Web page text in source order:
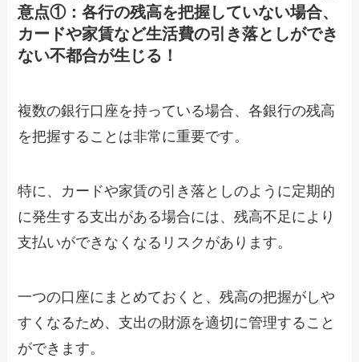
意点①：各行の残高を把握していない場合、
カードや家賃など生活費の引き落としができ
ない不都合が生じる！
複数の銀行口座を持っている場合、各銀行の残高
を把握することは非常に重要です。
特に、カードや家賃の引き落としのように定期的
に発生する支出がある場合には、残高不足により
支払いができなくなるリスクがあります。
一つの口座にまとめておくと、残高の把握がしや
すくなるため、支出の財源を適切に管理すること
ができます。